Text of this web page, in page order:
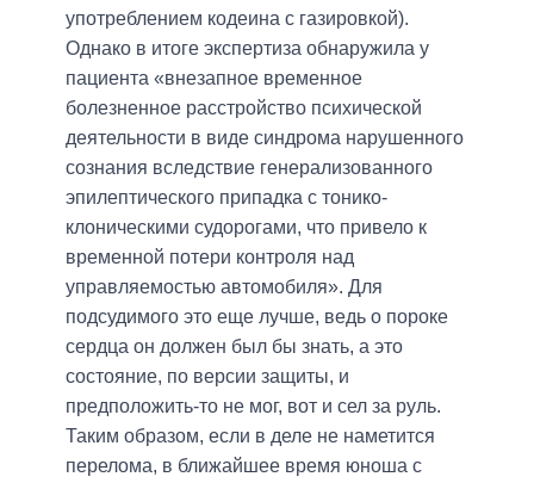
употреблением кодеина с газировкой).
Однако в итоге экспертиза обнаружила у
пациента «внезапное временное
болезненное расстройство психической
деятельности в виде синдрома нарушенного
сознания вследствие генерализованного
эпилептического припадка с тонико-
клоническими судорогами, что привело к
временной потери контроля над
управляемостью автомобиля». Для
подсудимого это еще лучше, ведь о пороке
сердца он должен был бы знать, а это
состояние, по версии защиты, и
предположить-то не мог, вот и сел за руль.
Таким образом, если в деле не наметится
перелома, в ближайшее время юноша с